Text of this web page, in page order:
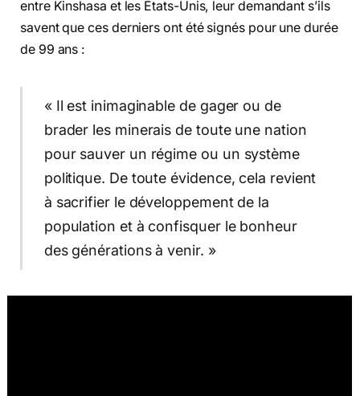
entre Kinshasa et les États-Unis, leur demandant s’ils
savent que ces derniers ont été signés pour une durée
de 99 ans :
« Il est inimaginable de gager ou de
brader les minerais de toute une nation
pour sauver un régime ou un système
politique. De toute évidence, cela revient
à sacrifier le développement de la
population et à confisquer le bonheur
des générations à venir. »